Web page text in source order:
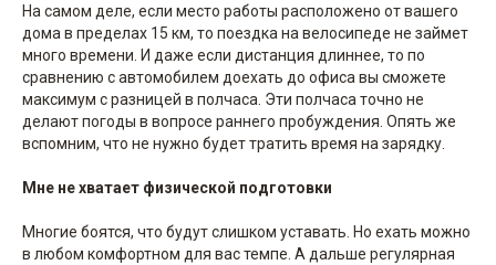
На самом деле, если место работы расположено от вашего
дома в пределах 15 км, то поездка на велосипеде не займет
много времени. И даже если дистанция длиннее, то по
сравнению с автомобилем доехать до офиса вы сможете
максимум с разницей в полчаса. Эти полчаса точно не
делают погоды в вопросе раннего пробуждения. Опять же
вспомним, что не нужно будет тратить время на зарядку.
Мне не хватает физической подготовки
Многие боятся, что будут слишком уставать. Но ехать можно
в любом комфортном для вас темпе. А дальше регулярная